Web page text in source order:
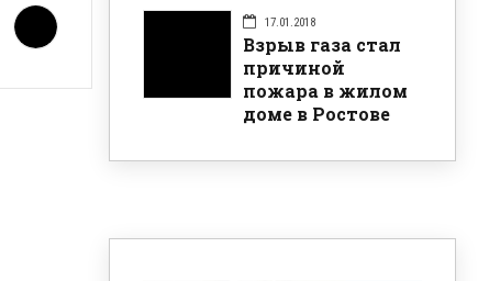
17.01.2018
Взрыв газа стал
причиной
пожара в жилом
доме в Ростове